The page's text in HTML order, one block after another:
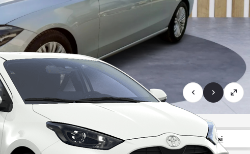
Araç özellikleri Servisler Bayi bilgisi